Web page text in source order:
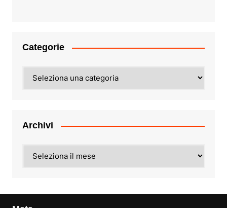
Categorie
Archivi